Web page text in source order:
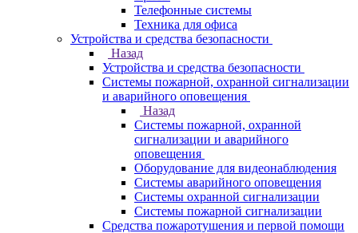
Телефонные системы
Техника для офиса
Устройства и средства безопасности
Назад
Устройства и средства безопасности
Системы пожарной, охранной сигнализации
и аварийного оповещения
Назад
Системы пожарной, охранной
сигнализации и аварийного
оповещения
Оборудование для видеонаблюдения
Системы аварийного оповещения
Системы охранной сигнализации
Системы пожарной сигнализации
Средства пожаротушения и первой помощи